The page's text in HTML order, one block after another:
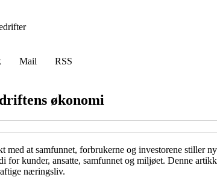
Mail
RSS
økonomi
at samfunnet, forbrukerne og investorene stiller
kunder, ansatte, samfunnet og miljøet. Denne
næringsliv.